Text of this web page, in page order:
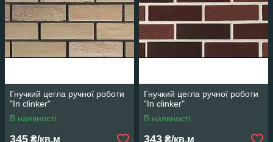
Гнучкий цегла ручної роботи
"In clinker"
В наявності
345 ₴/кв.м
Гнучкий цегла ручної роботи
"In clinker"
В наявності
343 ₴/кв.м